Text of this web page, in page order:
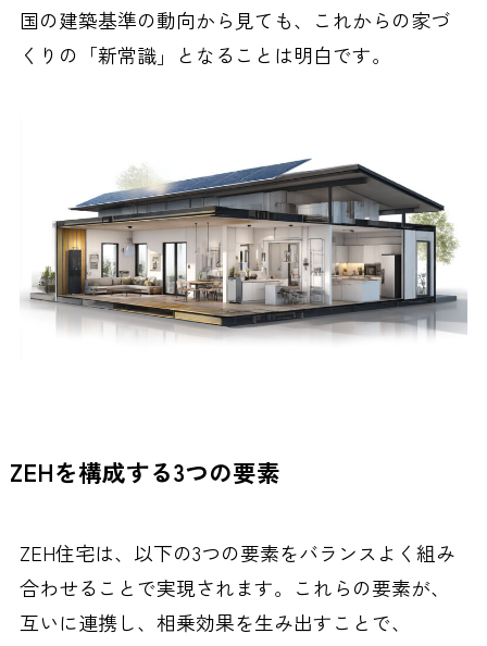
国の建築基準の動向から見ても、これからの家づ
くりの「新常識」となることは明白です。
ZEHを構成する3つの要素
ZEH住宅は、以下の3つの要素をバランスよく組み
合わせることで実現されます。これらの要素が、
互いに連携し、相乗効果を生み出すことで、